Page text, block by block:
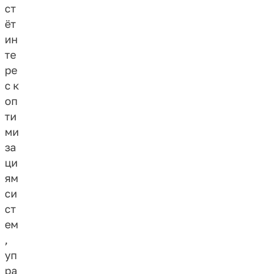
ст
ёт
ин
те
ре
с к
оп
ти
ми
за
ци
ям
си
ст
ем
,
уп
ра